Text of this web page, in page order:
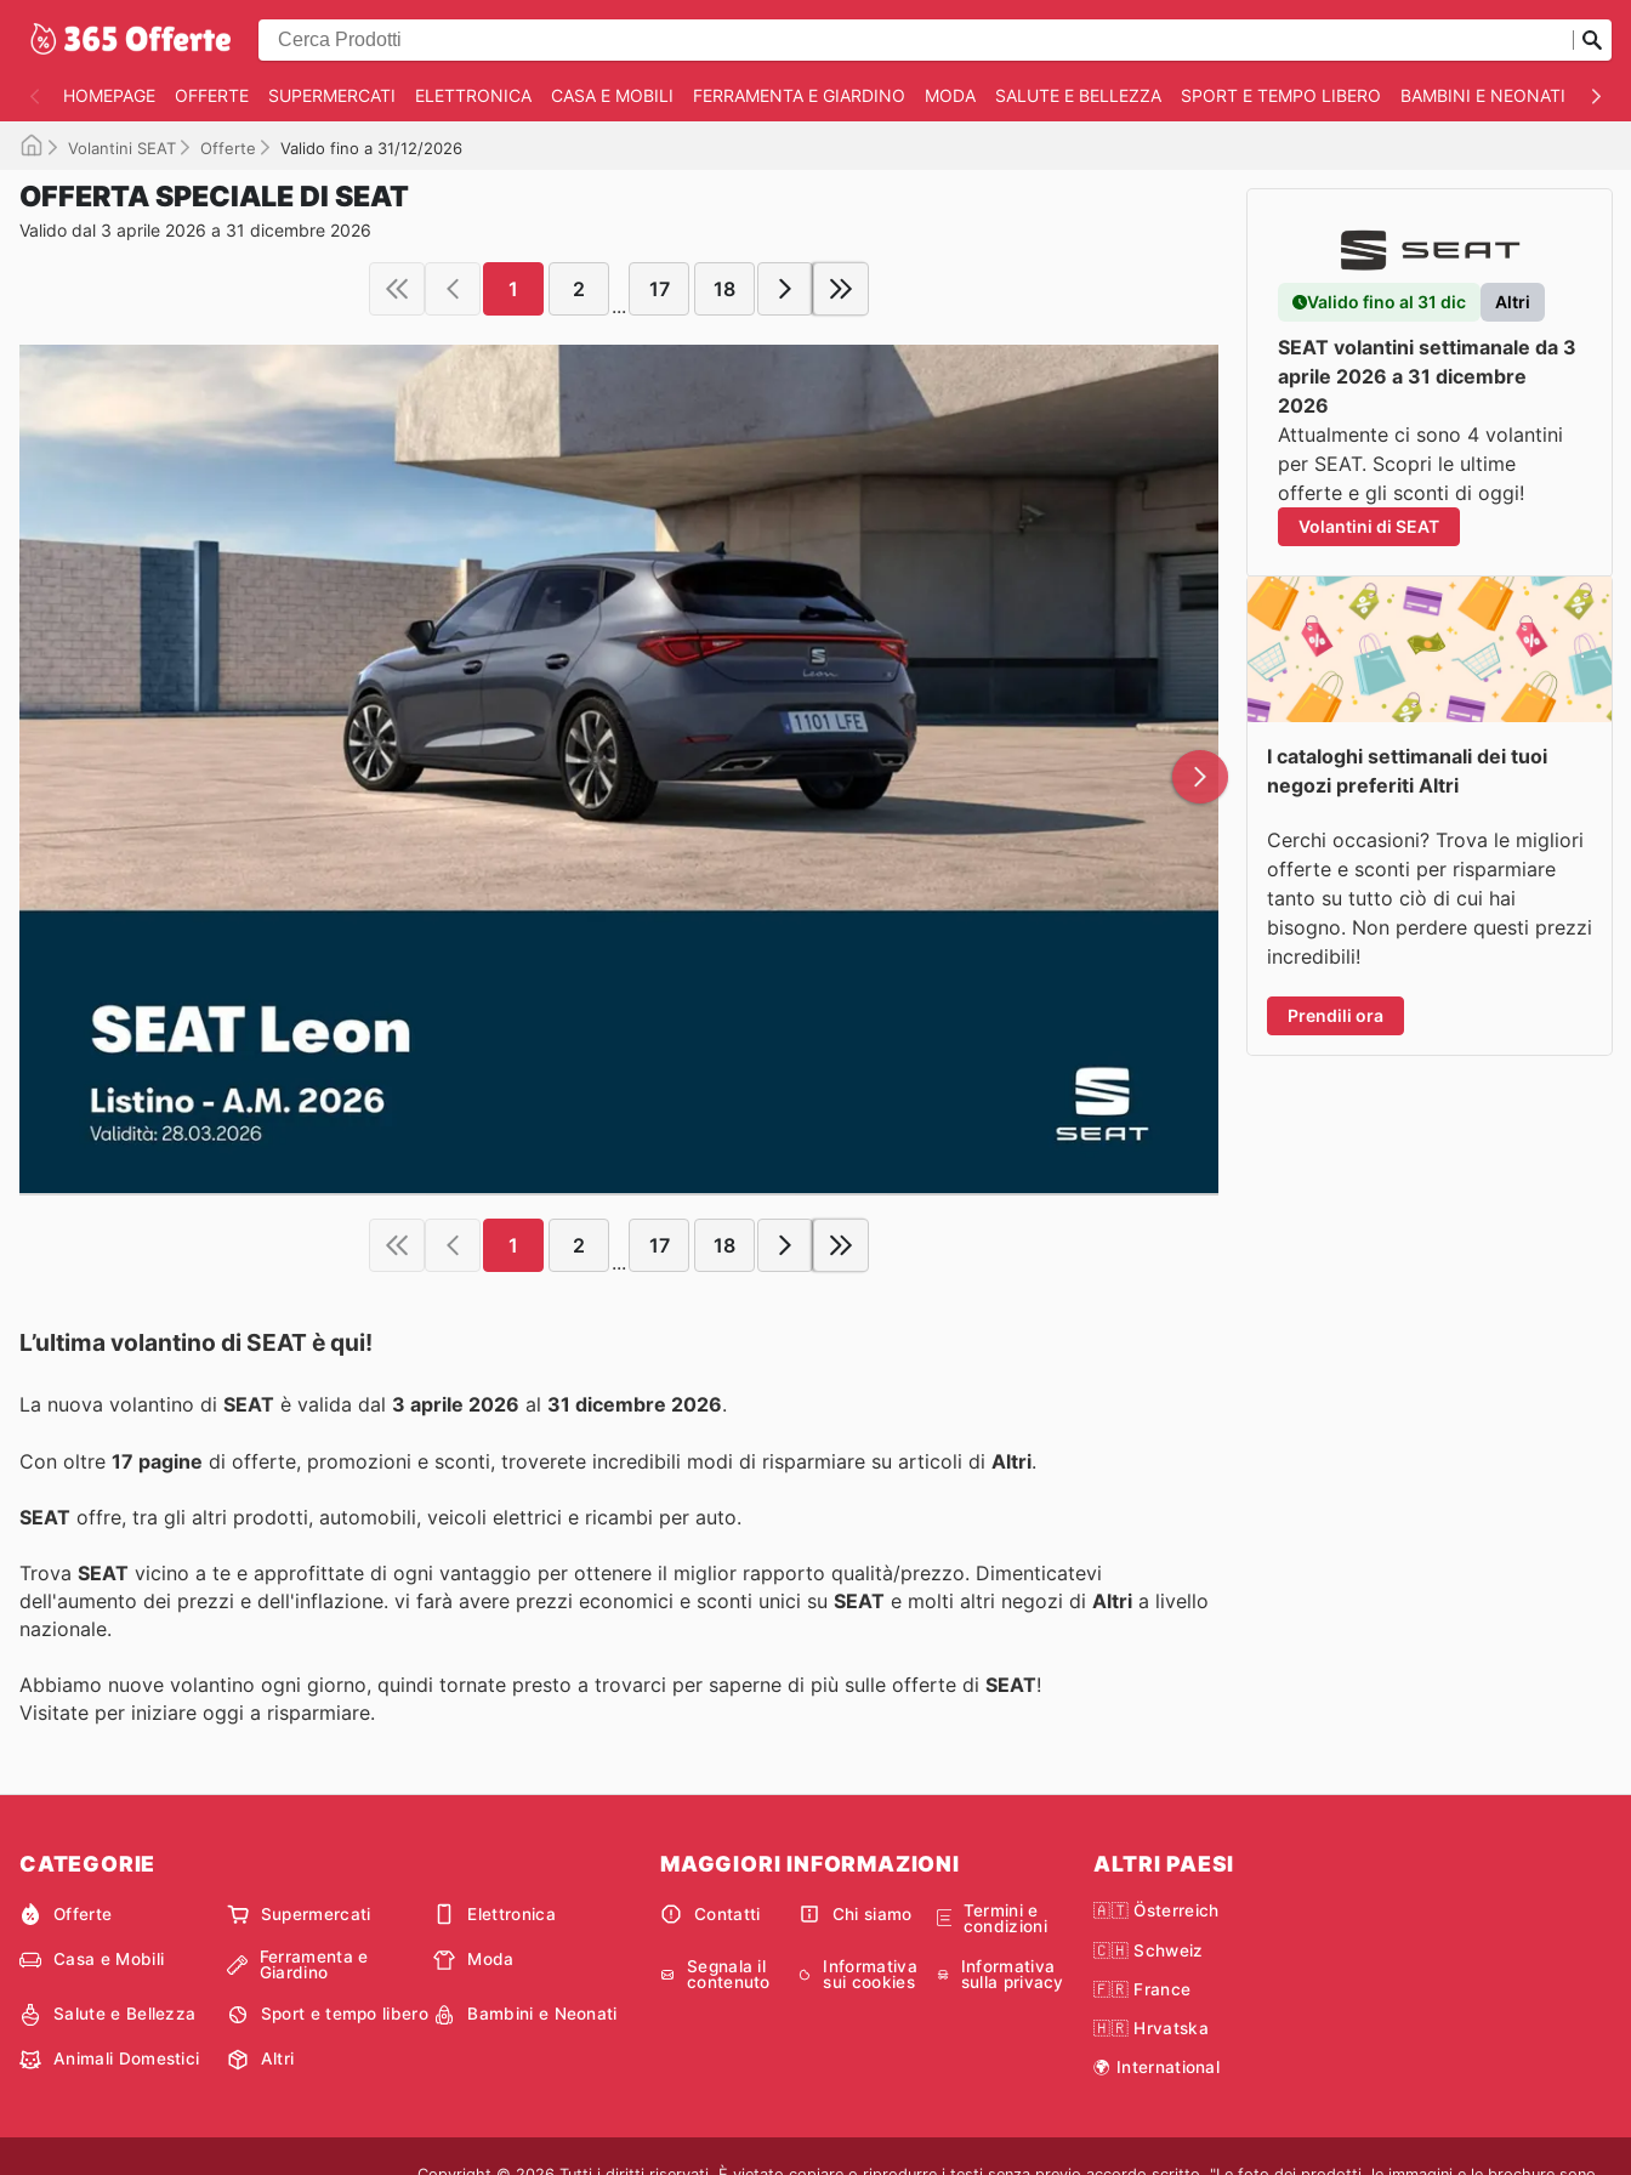
HOMEPAGE OFFERTE SUPERMERCATI ELETTRONICA CASA E MOBILI FERRAMENTA E GIARDINO MODA SALUTE E BELLEZZA SPORT E TEMPO LIBERO BAMBINI E NEONATI
Volantini SEAT Offerte Valido fino a 31/12/2026
OFFERTA SPECIALE DI SEAT
Valido dal 3 aprile 2026 a 31 dicembre 2026
1 2
...
17 18
1 2
...
17 18
L’ultima volantino di SEAT è qui!
La nuova volantino di SEAT è valida dal 3 aprile 2026 al 31 dicembre 2026.
Con oltre 17 pagine di offerte, promozioni e sconti, troverete incredibili modi di risparmiare su articoli di Altri.
SEAT offre, tra gli altri prodotti, automobili, veicoli elettrici e ricambi per auto.
Trova SEAT vicino a te e approfittate di ogni vantaggio per ottenere il miglior rapporto qualità/prezzo. Dimenticatevi
dell'aumento dei prezzi e dell'inflazione. vi farà avere prezzi economici e sconti unici su SEAT e molti altri negozi di Altri a livello
nazionale.
Abbiamo nuove volantino ogni giorno, quindi tornate presto a trovarci per saperne di più sulle offerte di SEAT!
Visitate per iniziare oggi a risparmiare.
Valido fino al 31 dic Altri
SEAT volantini settimanale da 3
aprile 2026 a 31 dicembre
2026
Attualmente ci sono 4 volantini
per SEAT. Scopri le ultime
offerte e gli sconti di oggi!
Volantini di SEAT
I cataloghi settimanali dei tuoi
negozi preferiti Altri
Cerchi occasioni? Trova le migliori
offerte e sconti per risparmiare
tanto su tutto ciò di cui hai
bisogno. Non perdere questi prezzi
incredibili!
Prendili ora
CATEGORIE
Offerte Supermercati Elettronica
Casa e Mobili
Ferramenta e
Giardino
Moda
Salute e Bellezza Sport e tempo libero Bambini e Neonati
Animali Domestici Altri
MAGGIORI INFORMAZIONI
Contatti Chi siamo
Termini e
condizioni
Segnala il
contenuto
Informativa
sui cookies
Informativa
sulla privacy
ALTRI PAESI
🇦🇹 Österreich
🇨🇭 Schweiz
🇫🇷 France
🇭🇷 Hrvatska
🌍 International